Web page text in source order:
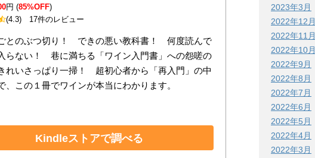
円 (85%OFF)
(4.3) 17件のレビュー
とのぶつ切り！ できの悪い教科書！ 何度読んで
らない！ 巷に満ちる「ワイン入門書」への怨嗟の
れいさっぱり一掃！ 超初心者から「再入門」の中
、この１冊でワインが本当にわかります。
Kindleストアで調べる
2023年3月
2022年12月
2022年11月
2022年10月
2022年9月
2022年8月
2022年7月
2022年6月
2022年5月
2022年4月
2022年3月